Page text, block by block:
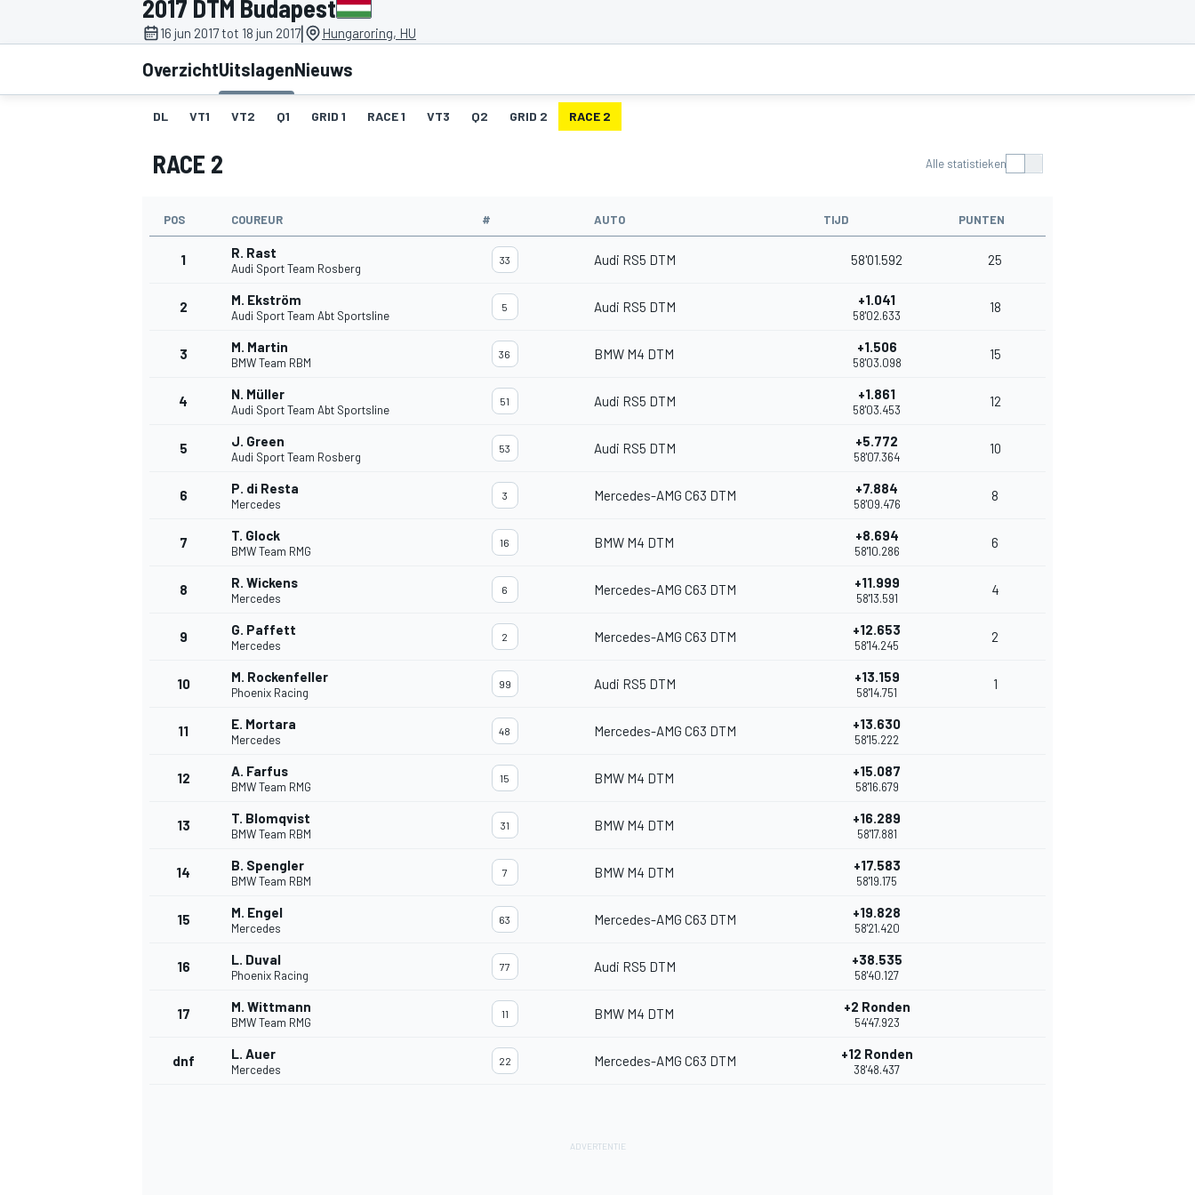
2017 DTM Budapest
16 jun 2017 tot 18 jun 2017| Hungaroring, HU
OverzichtUitslagenNieuws
DL VT1 VT2 Q1 GRID 1 RACE 1 VT3 Q2 GRID 2 RACE 2
RACE 2 Alle statistieken
POS COUREUR # AUTO TIJD PUNTEN
1 R. Rast
Audi Sport Team Rosberg
33 Audi RS5 DTM 58'01.592 25
2 M. Ekström
Audi Sport Team Abt Sportsline
5 Audi RS5 DTM +1.041
58'02.633
18
3 M. Martin
BMW Team RBM
36 BMW M4 DTM +1.506
58'03.098
15
4 N. Müller
Audi Sport Team Abt Sportsline
51 Audi RS5 DTM +1.861
58'03.453
12
5 J. Green
Audi Sport Team Rosberg
53 Audi RS5 DTM +5.772
58'07.364
10
6 P. di Resta
Mercedes
3 Mercedes-AMG C63 DTM +7.884
58'09.476
8
7 T. Glock
BMW Team RMG
16 BMW M4 DTM +8.694
58'10.286
6
8 R. Wickens
Mercedes
6 Mercedes-AMG C63 DTM +11.999
58'13.591
4
9 G. Paffett
Mercedes
2 Mercedes-AMG C63 DTM +12.653
58'14.245
2
10 M. Rockenfeller
Phoenix Racing
99 Audi RS5 DTM +13.159
58'14.751
1
11 E. Mortara
Mercedes
48 Mercedes-AMG C63 DTM +13.630
58'15.222
12 A. Farfus
BMW Team RMG
15 BMW M4 DTM +15.087
58'16.679
13 T. Blomqvist
BMW Team RBM
31 BMW M4 DTM +16.289
58'17.881
14 B. Spengler
BMW Team RBM
7 BMW M4 DTM +17.583
58'19.175
15 M. Engel
Mercedes
63 Mercedes-AMG C63 DTM +19.828
58'21.420
16 L. Duval
Phoenix Racing
77 Audi RS5 DTM +38.535
58'40.127
17 M. Wittmann
BMW Team RMG
11 BMW M4 DTM +2 Ronden
54'47.923
dnf L. Auer
Mercedes
22 Mercedes-AMG C63 DTM +12 Ronden
38'48.437